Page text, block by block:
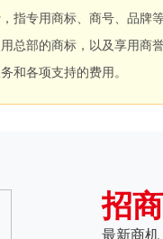
指专用商标、商号、品牌
总部的商标，以及享用商
和各项支持的费用。
招
最新商